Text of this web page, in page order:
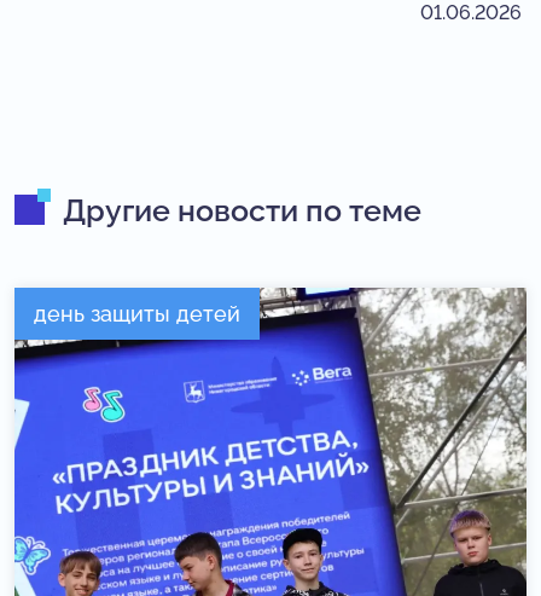
01.06.2026
Другие новости по теме
день защиты детей